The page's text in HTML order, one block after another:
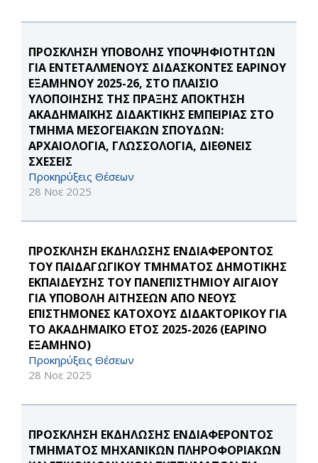
ΠΡΟΣΚΛΗΣΗ ΥΠΟΒΟΛΗΣ ΥΠΟΨΗΦΙΟΤΗΤΩΝ
ΓΙΑ ΕΝΤΕΤΑΛΜΕΝΟΥΣ ΔΙΔΑΣΚΟΝΤΕΣ ΕΑΡΙΝΟΥ
ΕΞΑΜΗΝΟΥ 2025-26, ΣΤΟ ΠΛΑΙΣΙΟ
ΥΛΟΠΟΙΗΣΗΣ ΤΗΣ ΠΡΑΞΗΣ ΑΠΟΚΤΗΣΗ
ΑΚΑΔΗΜΑΪΚΗΣ ΔΙΔΑΚΤΙΚΗΣ ΕΜΠΕΙΡΙΑΣ ΣΤΟ
ΤΜΗΜΑ ΜΕΣΟΓΕΙΑΚΩΝ ΣΠΟΥΔΩΝ:
ΑΡΧΑΙΟΛΟΓΙΑ, ΓΛΩΣΣΟΛΟΓΙΑ, ΔΙΕΘΝΕΙΣ
ΣΧΕΣΕΙΣ
Προκηρύξεις Θέσεων
28 Νοε 2025
ΠΡΟΣΚΛΗΣΗ ΕΚΔΗΛΩΣΗΣ ΕΝΔΙΑΦΕΡΟΝΤΟΣ
ΤΟΥ ΠΑΙΔΑΓΩΓΙΚΟΥ ΤΜΗΜΑΤΟΣ ΔΗΜΟΤΙΚΗΣ
ΕΚΠΑΙΔΕΥΣΗΣ ΤΟΥ ΠΑΝΕΠΙΣΤΗΜΙΟΥ ΑΙΓΑΙΟΥ
ΓΙΑ ΥΠΟΒΟΛΗ ΑΙΤΗΣΕΩΝ ΑΠΟ ΝΕΟΥΣ
ΕΠΙΣΤΗΜΟΝΕΣ ΚΑΤΟΧΟΥΣ ΔΙΔΑΚΤΟΡΙΚΟΥ ΓΙΑ
ΤΟ ΑΚΑΔΗΜΑΪΚΟ ΕΤΟΣ 2025-2026 (ΕΑΡΙΝΟ
ΕΞΑΜΗΝΟ)
Προκηρύξεις Θέσεων
28 Νοε 2025
ΠΡΟΣΚΛΗΣΗ ΕΚΔΗΛΩΣΗΣ ΕΝΔΙΑΦΕΡΟΝΤΟΣ
ΤΜΗΜΑΤΟΣ ΜΗΧΑΝΙΚΩΝ ΠΛΗΡΟΦΟΡΙΑΚΩΝ